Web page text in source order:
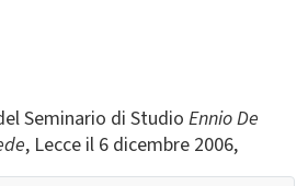
Seminario di Studio Ennio De
, Lecce il 6 dicembre 2006,